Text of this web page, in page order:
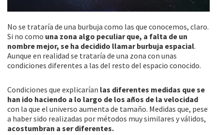
No se trataría de una burbuja como las que conocemos, claro.
Si no como una zona algo peculiar que, a falta de un
nombre mejor, se ha decidido llamar burbuja espacial.
Aunque en realidad se trataría de una zona con unas
condiciones diferentes a las del resto del espacio conocido.
Condiciones que explicarían las diferentes medidas que se
han ido haciendo a lo largo de los años de la velocidad
con la que el universo aumenta de tamaño. Medidas que, pese
a haber sido realizadas por métodos muy similares y válidos,
acostumbran a ser diferentes.